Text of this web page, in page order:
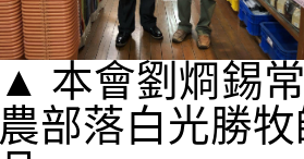
▲ 本會劉烱錫
農部落白光勝